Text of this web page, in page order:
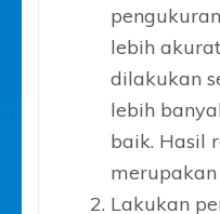
lebih
dilakukan
lebih
baik. Hasil
Lakukan